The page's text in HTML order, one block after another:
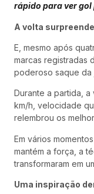
rápido para ver gol
A volta
E, mesmo após
marcas registradas
poderoso saque da
Durante a partida, a
km/h, velocidade
relembrou os
Em vários
mantém a força, a
transformaram em
Uma inspiração